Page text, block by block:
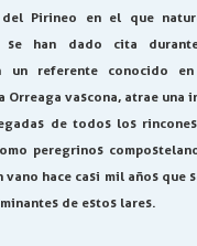
Pirineo en el que
han dado cita
un referente conocido
Orreaga vascona, atrae una
de todos los
peregrinos
vano hace casi mil años que
de estos lares.